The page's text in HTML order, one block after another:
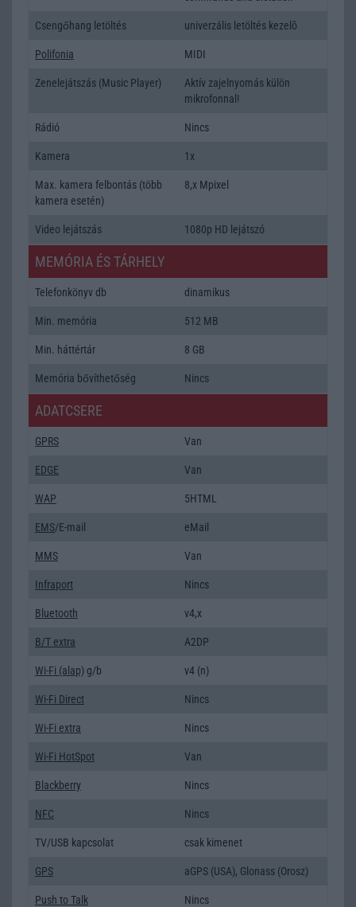
Csengőhang letöltés univerzális letöltés kezelõ
Polifonia MIDI
Zenelejátszás (Music Player)
Aktív zajelnyomás külön
mikrofonnal!
Rádió Nincs
Kamera 1x
Max. kamera felbontás (több
kamera esetén)
8,x Mpixel
Video lejátszás 1080p HD lejátszó
MEMÓRIA ÉS TÁRHELY
Telefonkönyv db dinamikus
Min. memória 512 MB
Min. háttértár 8 GB
Memória bővíthetőség Nincs
ADATCSERE
GPRS Van
EDGE Van
WAP 5HTML
EMS/E-mail eMail
MMS Van
Infraport Nincs
Bluetooth v4,x
B/T extra A2DP
Wi-Fi (alap) g/b v4 (n)
Wi-Fi Direct Nincs
Wi-Fi extra Nincs
Wi-Fi HotSpot Van
Blackberry Nincs
NFC Nincs
TV/USB kapcsolat csak kimenet
GPS aGPS (USA), Glonass (Orosz)
Push to Talk Nincs